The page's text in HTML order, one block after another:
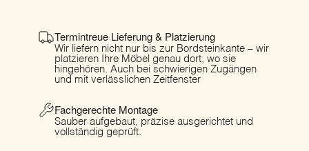
Termintreue Lieferung & Platzierung
Wir liefern nicht nur bis zur Bordsteinkante – wir
platzieren Ihre Möbel genau dort, wo sie
hingehören. Auch bei schwierigen Zugängen
und mit verlässlichen Zeitfenster
Fachgerechte Montage
Sauber aufgebaut, präzise ausgerichtet und
vollständig geprüft.